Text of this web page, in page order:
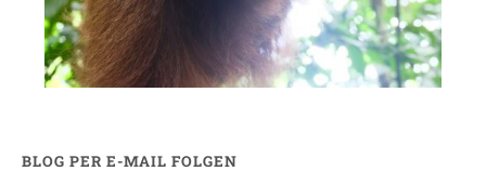
BLOG PER E-MAIL FOLGEN